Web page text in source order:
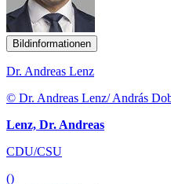
Dr. Andreas Lenz
© Dr. Andreas Lenz/ András Dobi
Lenz, Dr. Andreas
CDU/CSU
()